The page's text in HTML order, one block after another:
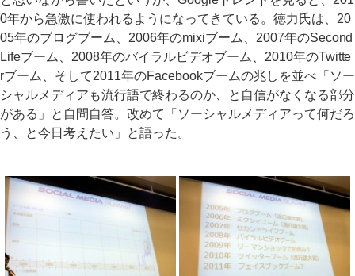
0年から急激に使われるようになってきている。徳力氏は、20
05年のブログブーム、2006年のmixiブーム、2007年のSecond
Lifeブーム、2008年のバイラルビデオブーム、2010年のTwitte
rブーム、そして2011年のFacebookブームの兆しを並べ「ソー
シャルメディアも流行語で終わるのか、と自信がなくなる部分
がある」と自問自答。改めて「ソーシャルメディアって何だろ
う、と今日考えたい」と語った。